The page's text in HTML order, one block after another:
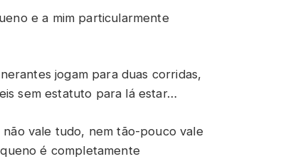
e a mim particularmente
jogam para duas corridas,
sem estatuto para lá estar…
vale tudo, nem tão-pouco vale
é completamente